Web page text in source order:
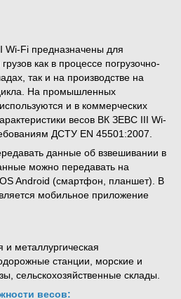
Fi предназначены для
как в процессе погрузочно-
так и на производстве на
На промышленных
и в коммерческих
весов ВК ЗЕВС IІI Wi-
ДСТУ EN 45501:2007.
данные об взвешивании в
можно передавать на
Android (смартфон, планшет). В
мобильное приложение
и металлургическая
станции, морские и
сельскохозяйственные склады.
весов: